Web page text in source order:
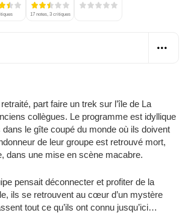
17 notes, 3 critiques
part faire un trek sur l’île de La
collègues. Le programme est idyllique
le gîte coupé du monde où ils doivent
de leur groupe est retrouvé mort,
dans une mise en scène macabre.
pensait déconnecter et profiter de la
ils se retrouvent au cœur d’un mystère
tout ce qu’ils ont connu jusqu’ici…